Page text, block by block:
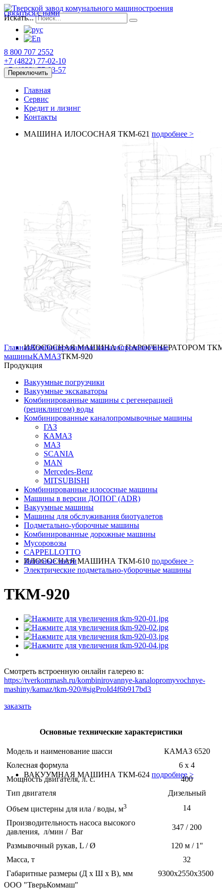
Искать...
связаться с нами
8 800 707 2552
+7 (4822) 77-02-10
+7 (4822)77-03-57
Переключить
Главная
Сервис
Кредит и лизинг
Контакты
МАШИНА ИЛОСОСНАЯ ТКМ-621 подробнее >
ИЛОСОСНАЯ МАШИНА С ПАРОГЕНЕРАТОРОМ
ИЛОСОСНАЯ МАШИНА ТКМ-610 подробнее >
ВАКУУМНАЯ МАШИНА ТКМ-624 подробнее >
ГлавнаяКомбинированные каналопромывочные
машиныКАМАЗТКМ-920
Продукция
Вакуумные погрузчики
Вакуумные экскаваторы
Комбинированные машины с регенерацией
(рециклингом) воды
Комбинированные каналопромывочные машины
ГАЗ
КАМАЗ
МАЗ
SCANIA
MAN
Mercedes-Benz
MITSUBISHI
Комбинированные илососные машины
Машины в версии ДОПОГ (ADR)
Вакуумные машины
Машины для обслуживания биотуалетов
Подметально-уборочные машины
Комбинированные дорожные машины
Мусоровозы
CAPPELLOTTO
Запасные части
Электрические подметально-уборочные машины
ТКМ-920
Смотреть встроенную онлайн галерею в:
https://tverkommash.ru/kombinirovannye-kanalopromyvochnye-
mashiny/kamaz/tkm-920/#sigProId4f6b917bd3
заказать
Основные технические характеристики
Модель и наименование шасси
КАМАЗ 6520
Колесная формула
6 х 4
Мощность двигателя, л. с.
400
Тип двигателя
Дизельный
Объем цистерны для ила / воды, м3
14
Производительность насоса высокого
давления, л/мин / Bar
347 / 200
Размывочный рукав, L / Ø
120 м / 1"
Масса, т
32
Габаритные размеры (Д х Ш х В), мм
9300х2550х3500
ООО "ТверьКоммаш"